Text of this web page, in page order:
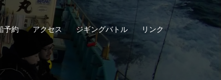
予約 アクセス ジギングバトル リンク